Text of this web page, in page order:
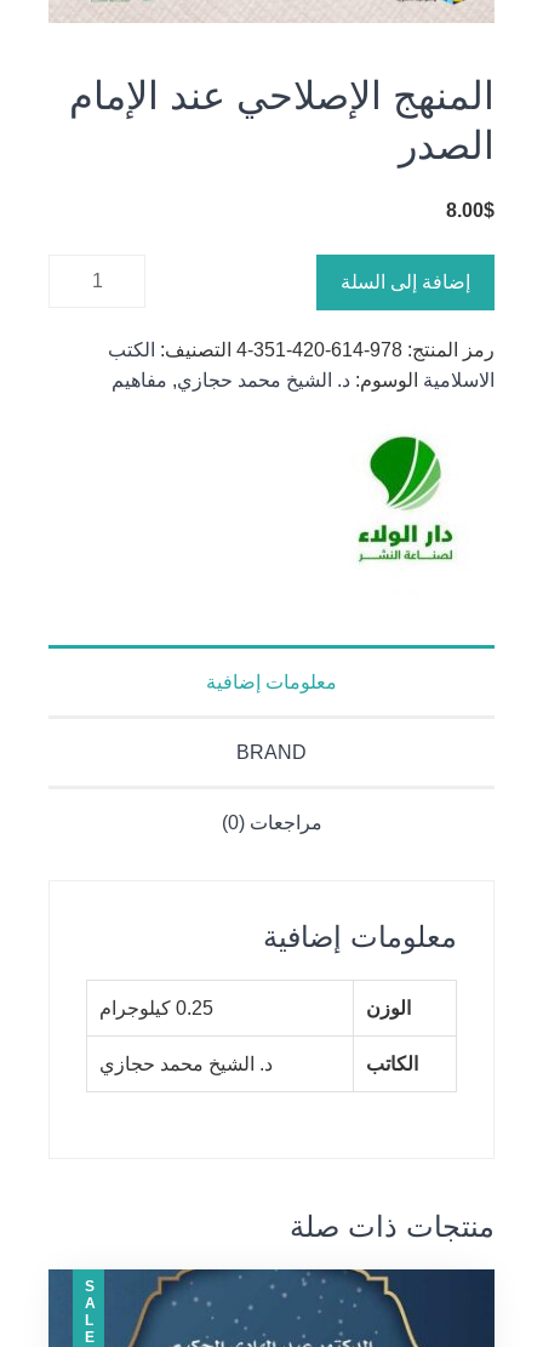
المنهج الإصلاحي عند الإمام
الصدر
8.00$
عند الإمام
الصدر
إضافة إلى السلة
رمز المنتج: 978-614-420-351-4 التصنيف: الكتب
الاسلامية الوسوم: د. الشيخ محمد حجازي, مفاهيم
معلومات إضافية
BRAND
مراجعات (0)
معلومات إضافية
الوزن 0.25 كيلوجرام
الكاتب د. الشيخ محمد حجازي
منتجات ذات صلة
SALE